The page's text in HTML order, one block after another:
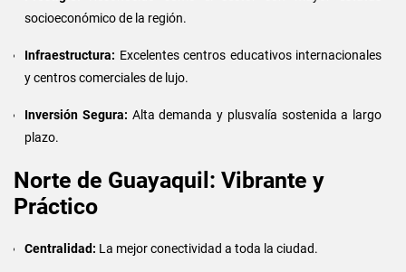
socioeconómico de la región.
Infraestructura: Excelentes centros educativos internacionales
y centros comerciales de lujo.
Inversión Segura: Alta demanda y plusvalía sostenida a largo
plazo.
Norte de Guayaquil: Vibrante y
Práctico
Centralidad: La mejor conectividad a toda la ciudad.